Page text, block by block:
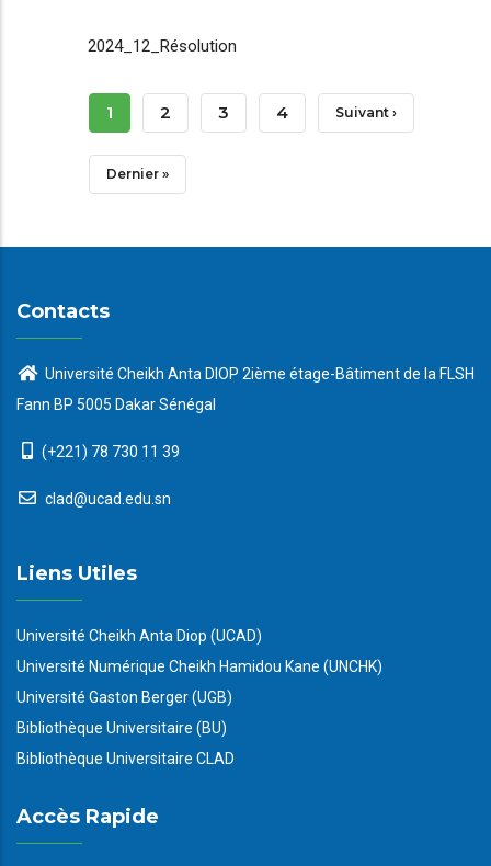
2024_12_Résolution
Pagination
Page
Courante
1 Page
2 Page
3 Page
4 Page
Suivant ›
Dernière
Dernier »
Contacts
Université Cheikh Anta DIOP 2ième étage-Bâtiment de la FLSH
Fann BP 5005 Dakar Sénégal
(+221) 78 730 11 39
clad@ucad.edu.sn
Liens Utiles
Université Cheikh Anta Diop (UCAD)
Université Numérique Cheikh Hamidou Kane (UNCHK)
Université Gaston Berger (UGB)
Bibliothèque Universitaire (BU)
Bibliothèque Universitaire CLAD
Accès Rapide